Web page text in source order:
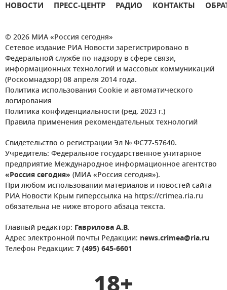
НОВОСТИ ПРЕСС-ЦЕНТР РАДИО КОНТАКТЫ
© 2026 МИА «Россия сегодня»
Сетевое издание РИА Новости зарегистрировано в
Федеральной службе по надзору в сфере связи,
информационных технологий и массовых коммуникаций
(Роскомнадзор) 08 апреля 2014 года.
Политика использования Cookie и автоматического
логирования
Политика конфиденциальности (ред. 2023 г.)
Правила применения рекомендательных технологий
Свидетельство о регистрации Эл № ФС77-57640.
Учредитель: Федеральное государственное унитарное
предприятие Международное информационное агентство
«Россия сегодня» (МИА «Россия сегодня»).
При любом использовании материалов и новостей сайта
РИА Новости Крым гиперссылка на https://crimea.ria.ru
обязательна не ниже второго абзаца текста.
Главный редактор: Гаврилова А.В.
Адрес электронной почты Редакции: news.crimea@ria.ru
Телефон Редакции: 7 (495) 645-6601